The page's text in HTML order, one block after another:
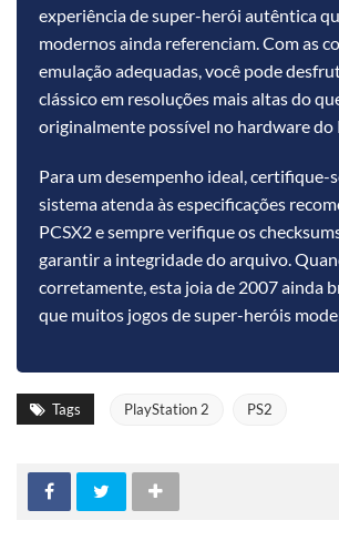
experiência de super-herói autêntica
modernos ainda referenciam. Com as
emulação adequadas, você pode
clássico em resoluções mais altas do
originalmente possível no hardware do
Para um desempenho ideal, certifique-
sistema atenda às especificações
PCSX2 e sempre verifique os
garantir a integridade do arquivo.
corretamente, esta joia de 2007 ainda
que muitos jogos de super-heróis
Tags PlayStation 2 PS2